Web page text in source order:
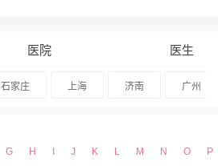
医院 医生
石家庄 上海 济南 广州
G H J K L M N O P